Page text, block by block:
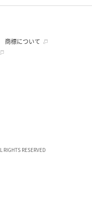
商標について
RIGHTS RESERVED